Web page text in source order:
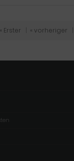
« Erster « vorheriger